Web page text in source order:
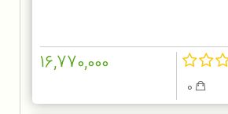
16,770,000